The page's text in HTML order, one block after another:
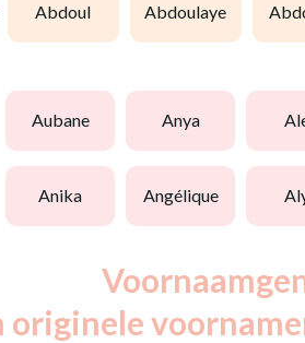
abdoul abdoulaye
aubane anya
anika angélique